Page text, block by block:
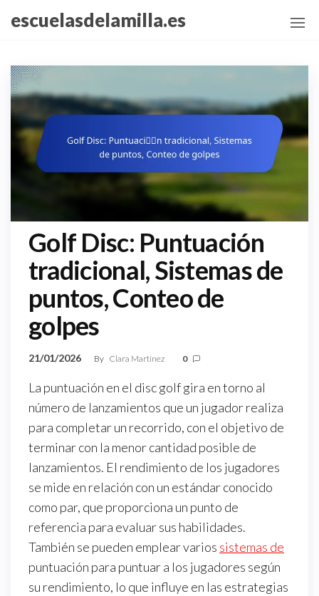
content
escuelasdelamilla.es
Golf Disc: Puntuación
tradicional, Sistemas de
puntos, Conteo de
golpes
21/01/2026 By Clara Martínez 0
La puntuación en el disc golf gira en torno al
número de lanzamientos que un jugador realiza
para completar un recorrido, con el objetivo de
terminar con la menor cantidad posible de
lanzamientos. El rendimiento de los jugadores
se mide en relación con un estándar conocido
como par, que proporciona un punto de
referencia para evaluar sus habilidades.
También se pueden emplear varios sistemas de
puntuación para puntuar a los jugadores según
su rendimiento, lo que influye en las estrategias